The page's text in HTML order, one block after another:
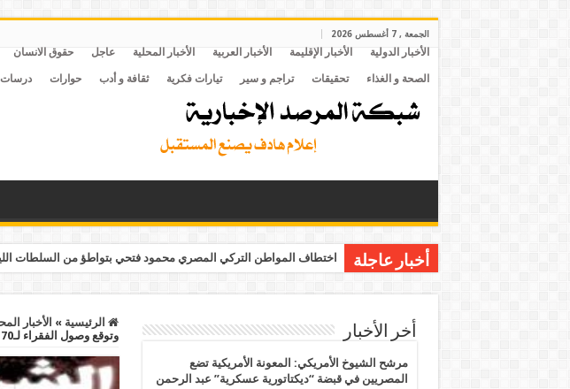
الجمعة , 7 أغسطس 2026
الأخبار الدولية الأخبار الإقليمة الأخبار العربية الأخبار المحلية عاجل حقوق الانسان
الصحة و الغذاء تحقيقات تراجم و سير تيارات فكرية ثقافة و أدب حوارات درسات
أخبار عاجلة اختطاف المواطن التركي المصري محمود فتحي بتواطؤ من السلطات
الرئيسية » الأخبار
وتوقع وصول الفقراء لـ70 مليونًا
أخر الأخبار
مرشح الشيوخ الأمريكي: المعونة الأمريكية تضع
المصريين في قبضة “ديكتاتورية عسكرية” عبد الرحمن